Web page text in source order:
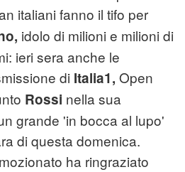
italiani fanno il tifo per
idolo di milioni e milioni di
ieri sera anche le
di Italia1, Open
Rossi nella sua
grande 'in bocca al lupo'
di questa domenica.
ha ringraziato